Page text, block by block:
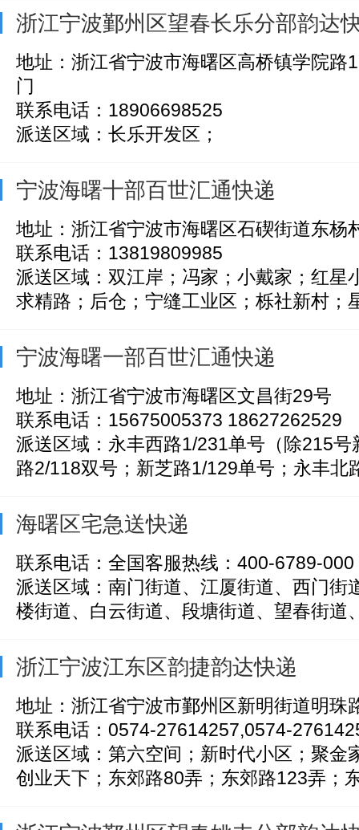
浙江宁波鄞州区望春长乐分部韵达
地址：浙江省宁波市海曙区高桥镇学院路
门
联系电话：18906698525
派送区域：长乐开发区；
宁波海曙十部百世汇通快递
地址：浙江省宁波市海曙区石碶街道东杨
联系电话：13819809985
派送区域：双江岸；冯家；小戴家；红星
求精路；后仓；宁缝工业区；栎社新村；
宁波海曙一部百世汇通快递
地址：浙江省宁波市海曙区文昌街29号
联系电话：15675005373 18627262529
派送区域：永丰西路1/231单号（除215号
路2/118双号；新芝路1/129单号；永丰北
海曙区宅急送快递
联系电话：全国客服热线：400-6789-000
派送区域：南门街道、江厦街道、西门街
楼街道、白云街道、段塘街道、望春街道
浙江宁波江东区韵捷韵达快递
地址：浙江省宁波市鄞州区新明街道明珠
联系电话：0574-27614257,0574-
派送区域：第六空间；新时代小区；聚金
创业天下；东郊路80弄；东郊路123弄；